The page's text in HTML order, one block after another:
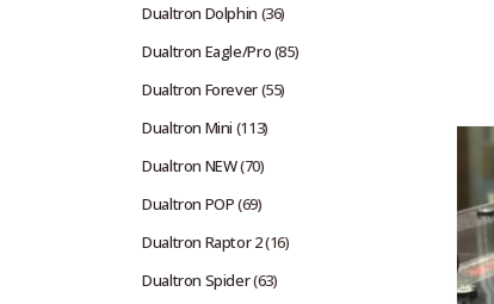
Dualtron Dolphin (36)
Dualtron Eagle/Pro(85)
Dualtron Forever(55)
Dualtron Mini (113)
Dualtron NEW(70)
Dualtron POP(69)
Dualtron Raptor 2(16)
Dualtron Spider(63)